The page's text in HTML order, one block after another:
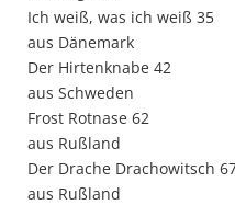
Ich weiß, was ich weiß 35
aus Dänemark
Der Hirtenknabe 42
aus Schweden
Frost Rotnase 62
aus Rußland
Der Drache Drachowitsch
aus Rußland